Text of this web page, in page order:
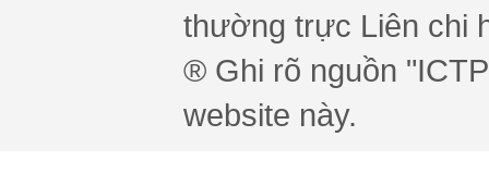
thường trực Liên chi
® Ghi rõ nguồn
website này.